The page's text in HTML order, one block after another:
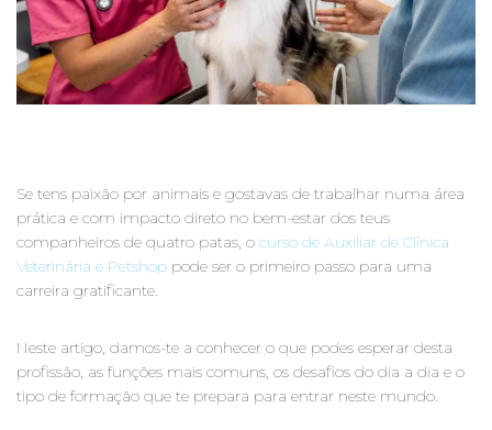
Se tens paixão por animais e gostavas de trabalhar numa área
prática e com impacto direto no bem-estar dos teus
companheiros de quatro patas, o curso de Auxiliar de Clínica
Veterinária e Petshop pode ser o primeiro passo para uma
carreira gratificante.
Neste artigo, damos-te a conhecer o que podes esperar desta
profissão, as funções mais comuns, os desafios do dia a dia e o
tipo de formação que te prepara para entrar neste mundo.